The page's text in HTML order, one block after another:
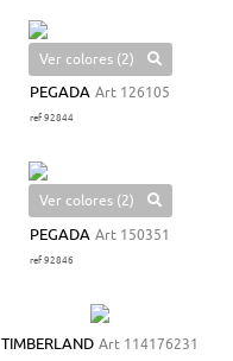
Ver colores (2)
PEGADA Art 126105
ref 92844
Ver colores (2)
PEGADA Art 150351
ref 92846
TIMBERLAND Art 114176231